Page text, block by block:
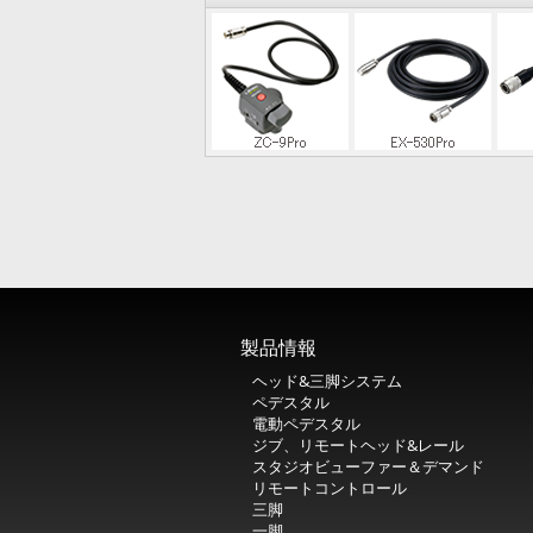
製品情報
ヘッド&三脚システム
ペデスタル
電動ペデスタル
ジブ、リモートヘッド&レール
スタジオビューファー＆デマンド
リモートコントロール
三脚